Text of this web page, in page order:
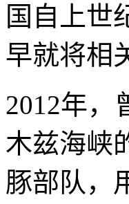
国自上世
早就将相
2012年，
木兹海峡
豚部队，